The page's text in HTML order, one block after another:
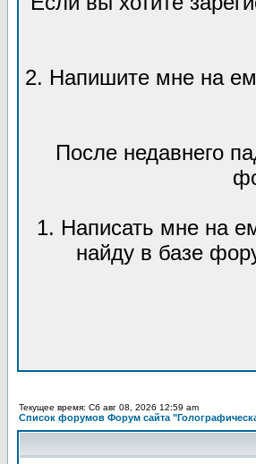
2. Напишите мне на
После недавнего
1. Написать мне на
найду в базе
Текущее время: Сб авг 08, 2026 12:59 am
Список форумов Форум сайта